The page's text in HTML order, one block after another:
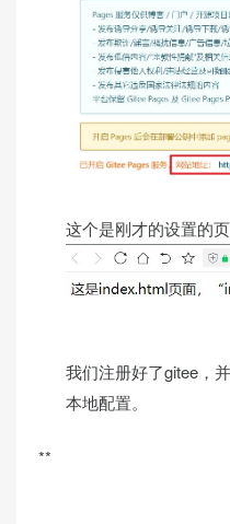
这个是刚才的设置的页
我们注册好了gitee，
本地配置。
**